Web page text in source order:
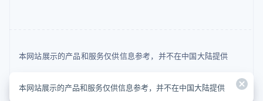
本网站展示的产品和服务仅供信息参考，并不在中国大陆提供
© 2026 Stripe, LLC
本网站展示的产品和服务仅供信息参考，并不在中国大陆提供